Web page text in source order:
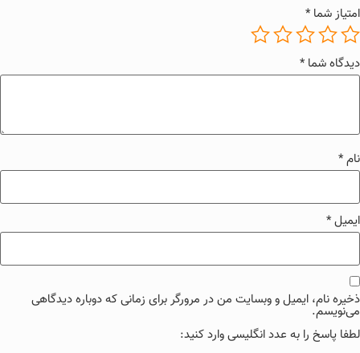
امتیاز شما *
دیدگاه شما *
نام*
ایمیل*
ذخیره نام، ایمیل و وبسایت من در مرورگر برای زمانی که دوباره دیدگاهی
می‌نویسم.
لطفا پاسخ را به عدد انگلیسی وارد کنید: